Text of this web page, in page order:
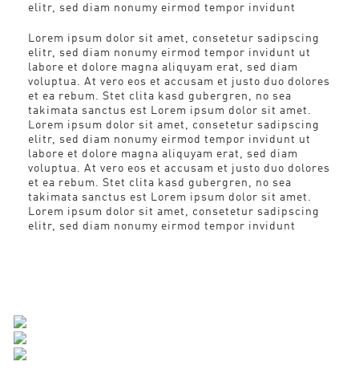
elitr, sed diam nonumy eirmod tempor invidunt
Lorem ipsum dolor sit amet, consetetur sadipscing
elitr, sed diam nonumy eirmod tempor invidunt ut
labore et dolore magna aliquyam erat, sed diam
voluptua. At vero eos et accusam et justo duo dolores
et ea rebum. Stet clita kasd gubergren, no sea
takimata sanctus est Lorem ipsum dolor sit amet.
Lorem ipsum dolor sit amet, consetetur sadipscing
elitr, sed diam nonumy eirmod tempor invidunt ut
labore et dolore magna aliquyam erat, sed diam
voluptua. At vero eos et accusam et justo duo dolores
et ea rebum. Stet clita kasd gubergren, no sea
takimata sanctus est Lorem ipsum dolor sit amet.
Lorem ipsum dolor sit amet, consetetur sadipscing
elitr, sed diam nonumy eirmod tempor invidunt